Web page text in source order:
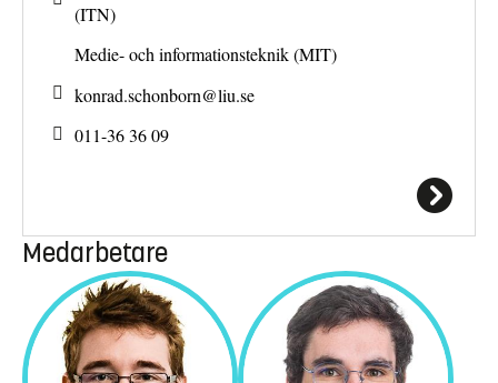
(ITN)
Medie- och informationsteknik (MIT)
konrad.schonborn@liu.se
011-36 36 09
Medarbetare